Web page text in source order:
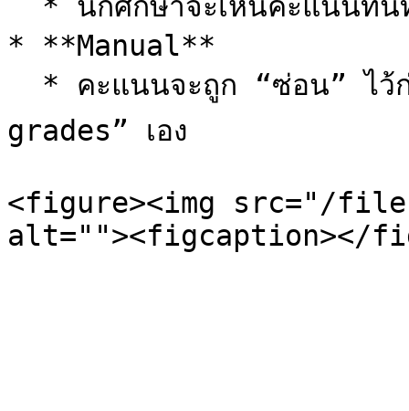
* **Manual**
grades” เอง
<figure><img src="/files/